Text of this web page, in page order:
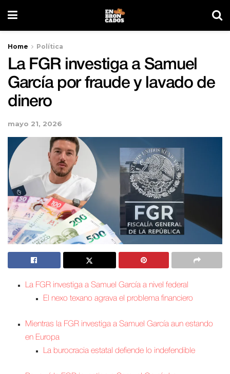
Home Política
La FGR investiga a Samuel
García por fraude y lavado de
dinero
mayo 21, 2026
La FGR investiga a Samuel García a nivel federal
El nexo texano agrava el problema financiero
Mientras la FGR investiga a Samuel García aun estando
en Europa
La burocracia estatal defiende lo indefendible